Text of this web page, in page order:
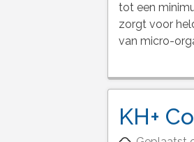
tot een
zorgt voor
van micro-
KH+